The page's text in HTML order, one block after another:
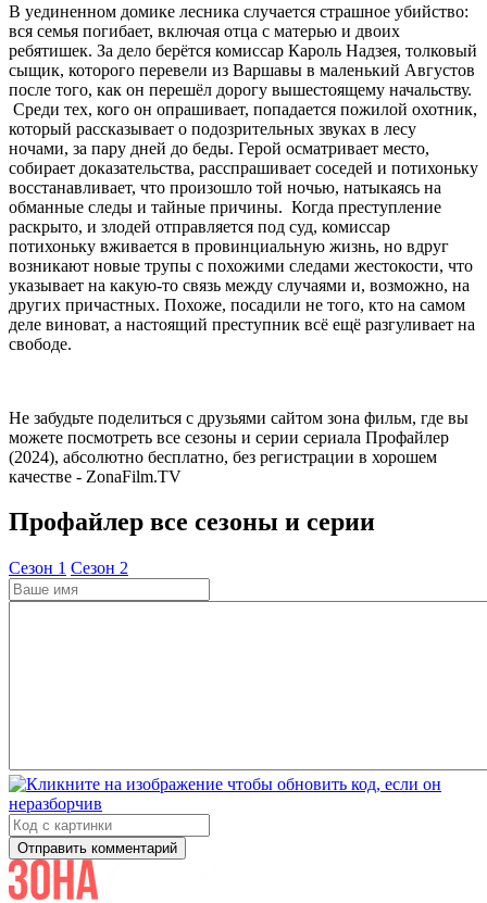
В уединенном домике лесника случается страшное убийство:
вся семья погибает, включая отца с матерью и двоих
ребятишек. За дело берётся комиссар Кароль Надзея, толковый
сыщик, которого перевели из Варшавы в маленький Августов
после того, как он перешёл дорогу вышестоящему начальству.
Среди тех, кого он опрашивает, попадается пожилой охотник,
который рассказывает о подозрительных звуках в лесу
ночами, за пару дней до беды. Герой осматривает место,
собирает доказательства, расспрашивает соседей и потихоньку
восстанавливает, что произошло той ночью, натыкаясь на
обманные следы и тайные причины. Когда преступление
раскрыто, и злодей отправляется под суд, комиссар
потихоньку вживается в провинциальную жизнь, но вдруг
возникают новые трупы с похожими следами жестокости, что
указывает на какую-то связь между случаями и, возможно, на
других причастных. Похоже, посадили не того, кто на самом
деле виноват, а настоящий преступник всё ещё разгуливает на
свободе.
Не забудьте поделиться с друзьями сайтом зона фильм, где вы
можете посмотреть все сезоны и серии сериала Профайлер
(2024), абсолютно бесплатно, без регистрации в хорошем
качестве - ZonaFilm.TV
Профайлер все сезоны и серии
Cезон 1 Cезон 2
Отправить комментарий